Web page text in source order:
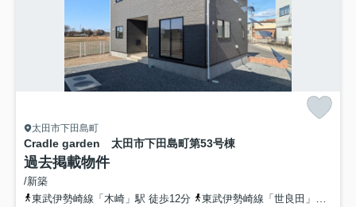
太田市下田島町
Cradle garden 太田市下田島町第53号棟
過去掲載物件
/新築
東武伊勢崎線「木崎」駅 徒歩12分
東武伊勢崎線「世良田」駅 徒歩46分